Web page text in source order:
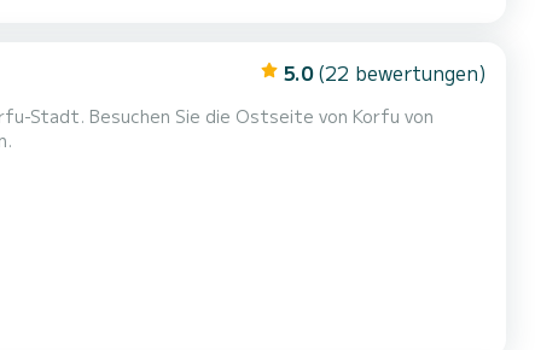
5.0 (22 bewertungen)
Stadt. Besuchen Sie die Ostseite von Korfu von